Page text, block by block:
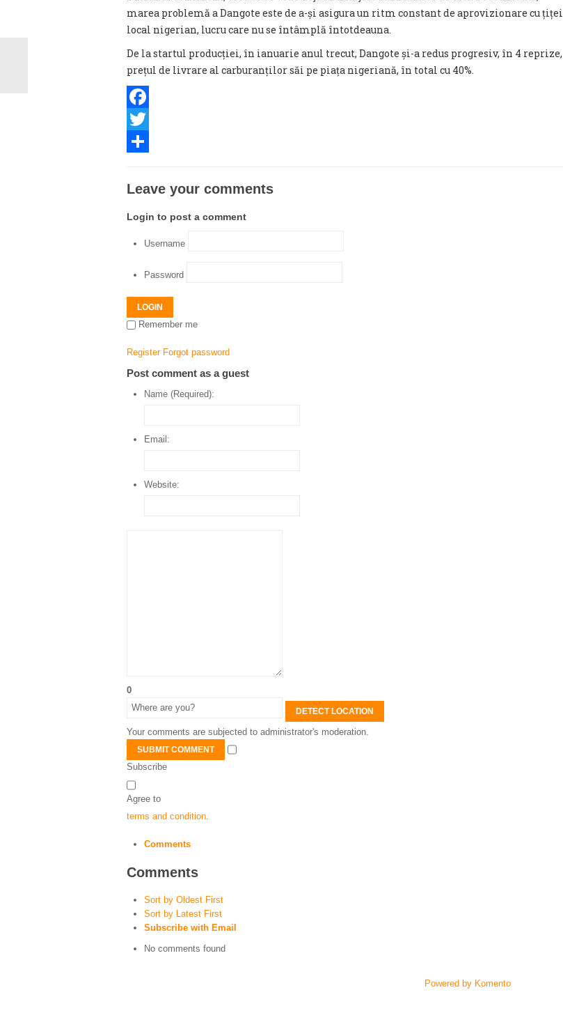
marea problemă a Dangote este de a-și asigura un ritm constant de aprovizionare cu țiței
local nigerian, lucru care nu se întâmplă întotdeauna.
De la startul producției, în ianuarie anul trecut, Dangote și-a redus progresiv, în 4 reprize,
prețul de livrare al carburanților săi pe piața nigeriană, în total cu 40%.
Facebook
Twitter
Leave your comments
Login to post a comment
Username
Password
LOGIN
Remember me
Register Forgot password
Post comment as a guest
Name (Required):
Email:
Website:
0
DETECT LOCATION
Your comments are subjected to administrator's moderation.
SUBMIT COMMENT
Subscribe
Agree to
terms and condition
Comments
Comments
Sort by Oldest First
Sort by Latest First
Subscribe with Email
No comments found
Powered by Komento